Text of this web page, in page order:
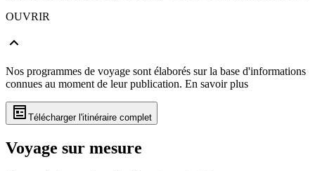
OUVRIR
Nos programmes de voyage sont élaborés sur la base d'informations
connues au moment de leur publication. En savoir plus
Télécharger l'itinéraire complet
Voyage sur mesure